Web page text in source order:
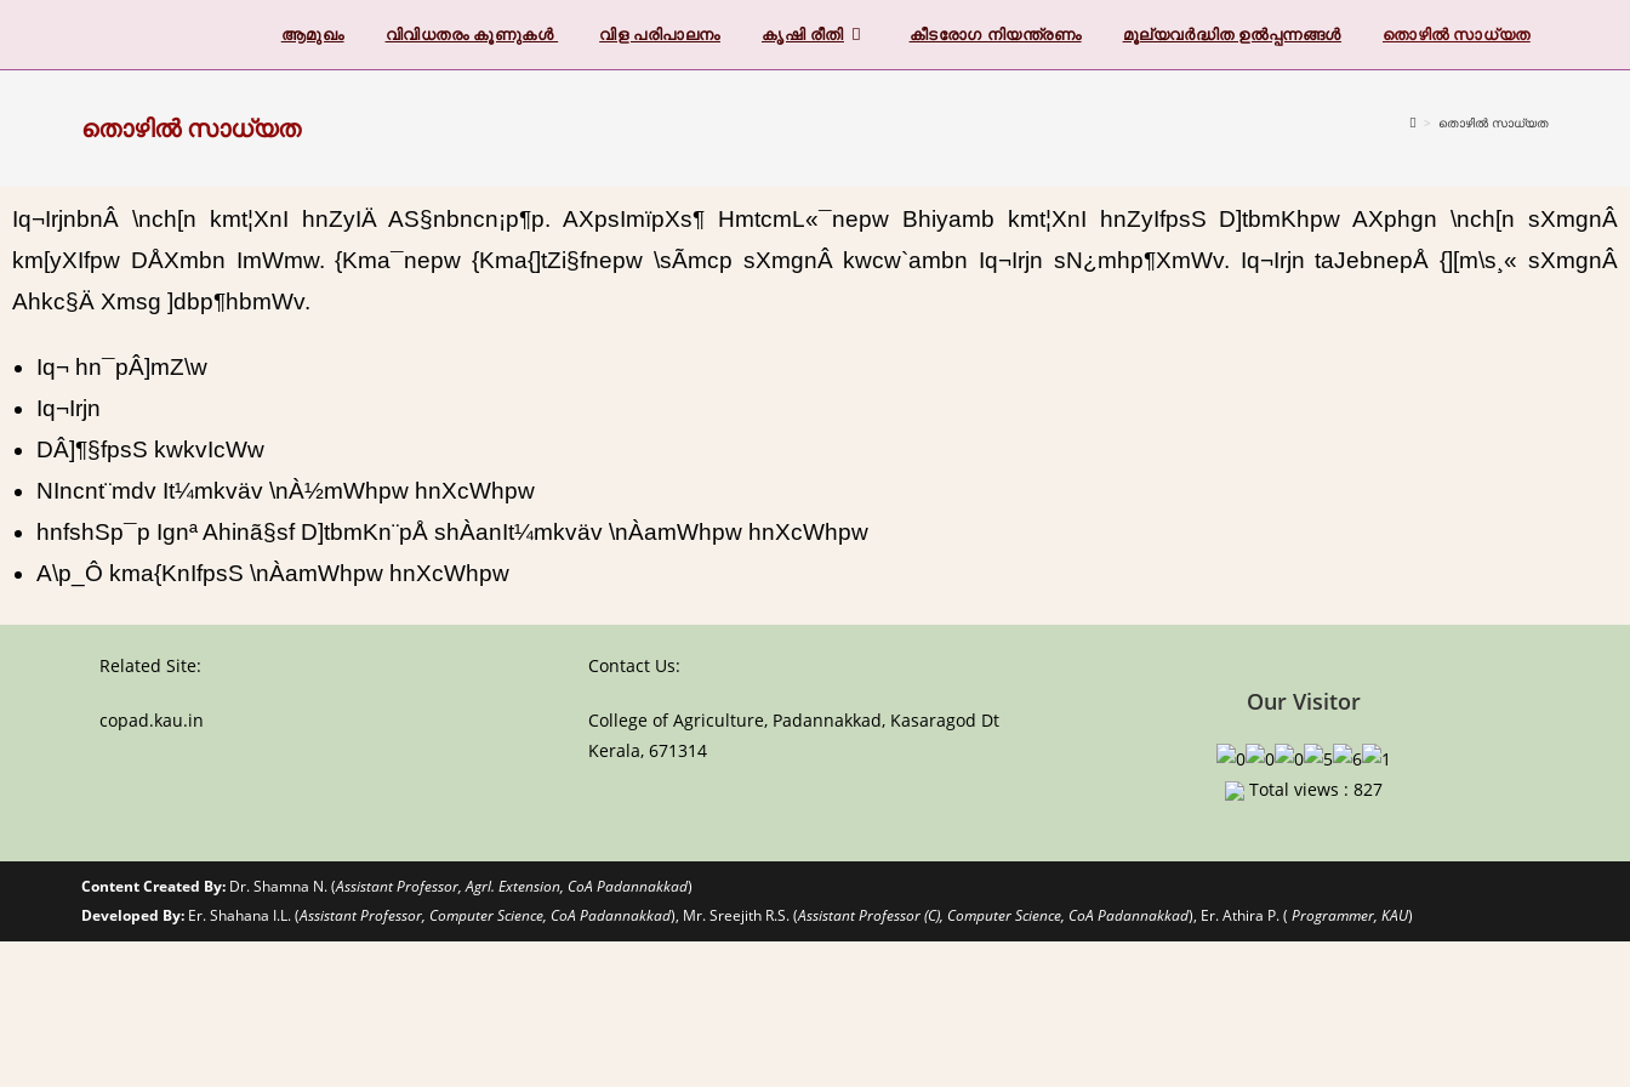
ആമുഖം വിവിധതരം കൂണുകൾ വിള പരിപാലനം കൃഷി രീതി കീടരോഗ നിയന്ത്രണം മൂല്യവർദ്ധിത ഉൽപ്പന്നങ്ങൾ തൊഴിൽ സാധ്യത
തൊഴിൽ സാധ്യത > തൊഴിൽ സാധ്യത
Iq¬IrjnbnÂ \nch[n kmt¦XnI hnZyIÄ AS§nbncn¡p¶p. AXpsImïpXs¶ HmtcmL«¯nepw Bhiyamb kmt¦XnI hnZyIfpsS D]tbmKhpw AXphgn \nch[n sXmgnÂ
km[yXIfpw DÅXmbn ImWmw. {Kma¯nepw {Kma{]tZi§fnepw \sÃmcp sXmgnÂ kwcw`ambn Iq¬Irjn sN¿mhp¶XmWv. Iq¬Irjn taJebnepÅ {][m\s¸« sXmgnÂ
Ahkc§Ä Xmsg ]dbp¶hbmWv.
Iq¬ hn¯pÂ]mZ\w
Iq¬Irjn
DÂ]¶§fpsS kwkvIcWw
NIncnt¨mdv It¼mkväv \nÀ½mWhpw hnXcWhpw
hnfshSp¯p Ignª Ahinã§sf D]tbmKn¨pÅ shÀanIt¼mkväv \nÀamWhpw hnXcWhpw
A\p_Ô kma{KnIfpsS \nÀamWhpw hnXcWhpw
Related Site:
copad.kau.in
Contact Us:
College of Agriculture, Padannakkad, Kasaragod Dt
Kerala, 671314
Our Visitor
Total views : 827
Content Created By: Dr. Shamna N. (Assistant Professor, Agrl. Extension, CoA Padannakkad)
Developed By: Er. Shahana I.L. (Assistant Professor, Computer Science, CoA Padannakkad), Mr. Sreejith R.S. (Assistant Professor (C), Computer Science, CoA Padannakkad), Er. Athira P. (Programmer, KAU)